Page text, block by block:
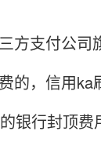
方支付公
的，信用
行封顶费